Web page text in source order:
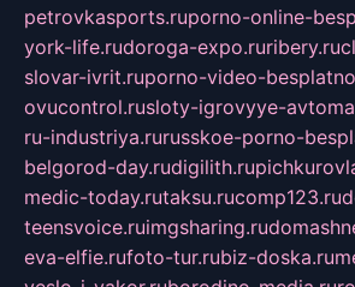
petrovkasports.ruporno-online-
york-life.rudoroga-expo.ruribery.ru
slovar-ivrit.ruporno-video-
ovucontrol.rusloty-igrovyye-
ru-industriya.rurusskoe-porno-
belgorod-day.rudigilith.ru
medic-today.rutaksu.rucomp123.ru
teensvoice.ruimgsharing.ru
eva-elfie.rufoto-tur.rubiz-doska.ru